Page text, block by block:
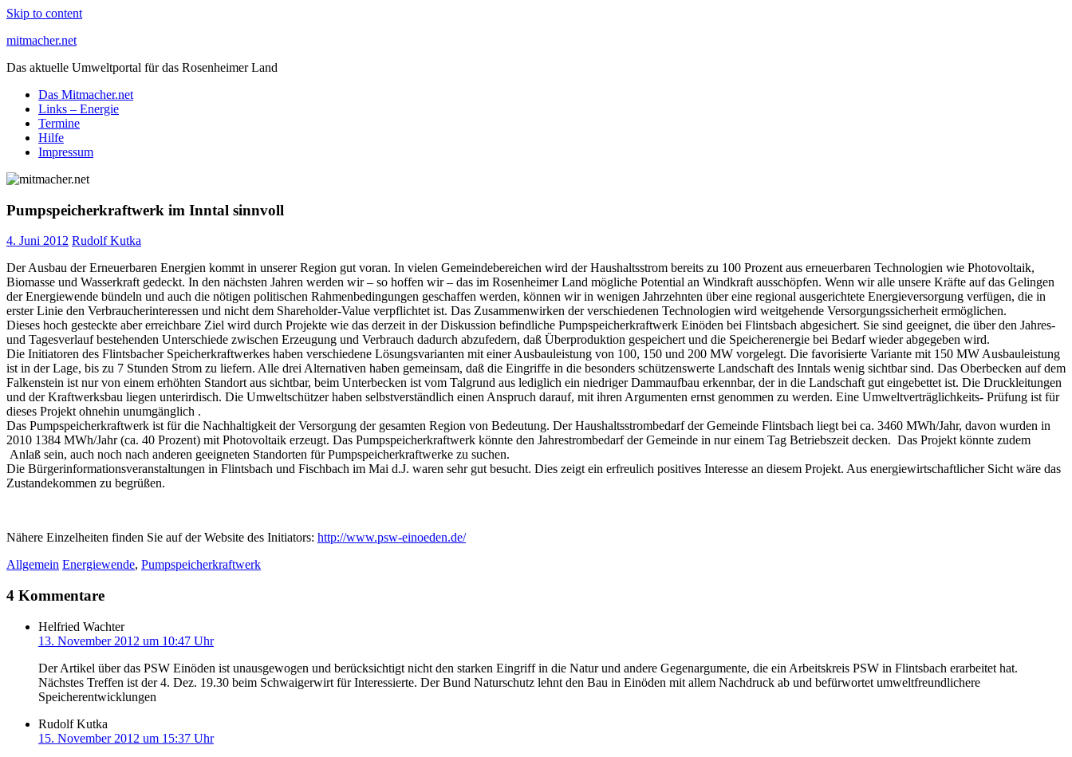
Skip to content
mitmacher.net
Das aktuelle Umweltportal für das Rosenheimer Land
Das Mitmacher.net
Links – Energie
Termine
Hilfe
Impressum
Pumpspeicherkraftwerk im Inntal sinnvoll
4. Juni 2012 Rudolf Kutka
Der Ausbau der Erneuerbaren Energien kommt in unserer Region gut voran. In vielen Gemeindebereichen wird der Haushaltsstrom bereits zu 100 Prozent aus erneuerbaren Technologien wie Photovoltaik,
Biomasse und Wasserkraft gedeckt. In den nächsten Jahren werden wir – so hoffen wir – das im Rosenheimer Land mögliche Potential an Windkraft ausschöpfen. Wenn wir alle unsere Kräfte auf das Gelingen
der Energiewende bündeln und auch die nötigen politischen Rahmenbedingungen geschaffen werden, können wir in wenigen Jahrzehnten über eine regional ausgerichtete Energieversorgung verfügen, die in
erster Linie den Verbraucherinteressen und nicht dem Shareholder-Value verpflichtet ist. Das Zusammenwirken der verschiedenen Technologien wird weitgehende Versorgungssicherheit ermöglichen.
Dieses hoch gesteckte aber erreichbare Ziel wird durch Projekte wie das derzeit in der Diskussion befindliche Pumpspeicherkraftwerk Einöden bei Flintsbach abgesichert. Sie sind geeignet, die über den Jahres-
und Tagesverlauf bestehenden Unterschiede zwischen Erzeugung und Verbrauch dadurch abzufedern, daß Überproduktion gespeichert und die Speicherenergie bei Bedarf wieder abgegeben wird.
Die Initiatoren des Flintsbacher Speicherkraftwerkes haben verschiedene Lösungsvarianten mit einer Ausbauleistung von 100, 150 und 200 MW vorgelegt. Die favorisierte Variante mit 150 MW Ausbauleistung
ist in der Lage, bis zu 7 Stunden Strom zu liefern. Alle drei Alternativen haben gemeinsam, daß die Eingriffe in die besonders schützenswerte Landschaft des Inntals wenig sichtbar sind. Das Oberbecken auf dem
Falkenstein ist nur von einem erhöhten Standort aus sichtbar, beim Unterbecken ist vom Talgrund aus lediglich ein niedriger Dammaufbau erkennbar, der in die Landschaft gut eingebettet ist. Die Druckleitungen
und der Kraftwerksbau liegen unterirdisch. Die Umweltschützer haben selbstverständlich einen Anspruch darauf, mit ihren Argumenten ernst genommen zu werden. Eine Umweltverträglichkeits- Prüfung ist für
dieses Projekt ohnehin unumgänglich .
Das Pumpspeicherkraftwerk ist für die Nachhaltigkeit der Versorgung der gesamten Region von Bedeutung. Der Haushaltsstrombedarf der Gemeinde Flintsbach liegt bei ca. 3460 MWh/Jahr, davon wurden in
2010 1384 MWh/Jahr (ca. 40 Prozent) mit Photovoltaik erzeugt. Das Pumpspeicherkraftwerk könnte den Jahrestrombedarf der Gemeinde in nur einem Tag Betriebszeit decken. Das Projekt könnte zudem
Anlaß sein, auch noch nach anderen geeigneten Standorten für Pumpspeicherkraftwerke zu suchen.
Die Bürgerinformationsveranstaltungen in Flintsbach und Fischbach im Mai d.J. waren sehr gut besucht. Dies zeigt ein erfreulich positives Interesse an diesem Projekt. Aus energiewirtschaftlicher Sicht wäre das
Zustandekommen zu begrüßen.
Nähere Einzelheiten finden Sie auf der Website des Initiators: http://www.psw-einoeden.de/
Allgemein Energiewende, Pumpspeicherkraftwerk
4 Kommentare
Helfried Wachter
13. November 2012 um 10:47 Uhr
Der Artikel über das PSW Einöden ist unausgewogen und berücksichtigt nicht den starken Eingriff in die Natur und andere Gegenargumente, die ein Arbeitskreis PSW in Flintsbach erarbeitet hat.
Nächstes Treffen ist der 4. Dez. 19.30 beim Schwaigerwirt für Interessierte. Der Bund Naturschutz lehnt den Bau in Einöden mit allem Nachdruck ab und befürwortet umweltfreundlichere
Speicherentwicklungen
Rudolf Kutka
15. November 2012 um 15:37 Uhr